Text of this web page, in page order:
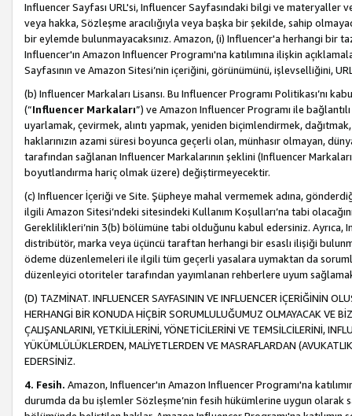
Influencer Sayfası URL'si, Influencer Sayfasındaki bilgi ve materyaller
veya hakka, Sözleşme aracılığıyla veya başka bir şekilde, sahip
bir eylemde bulunmayacaksınız. Amazon, (i) Influencer'a herhangi bir
Influencer'ın Amazon Influencer Programı'na katılımına ilişkin
Sayfasının ve Amazon Sitesi’nin içeriğini, görünümünü, işlevselliğini,
(b) Influencer Markaları Lisansı. Bu Influencer Programı Politikası’nı
(“Influencer Markaları”) ve Amazon Influencer Programı ile
uyarlamak, çevirmek, alıntı yapmak, yeniden biçimlendirmek,
haklarınızın azami süresi boyunca geçerli olan, münhasır olmayan,
tarafından sağlanan Influencer Markalarının şeklini (Influencer
boyutlandırma hariç olmak üzere) değiştirmeyecektir.
(c) Influencer İçeriği ve Site. Şüpheye mahal vermemek adına,
ilgili Amazon Sitesi’ndeki sitesindeki Kullanım Koşulları’na tabi
Gereklilikleri’nin 3(b) bölümüne tabi olduğunu kabul edersiniz. Ayrıca,
distribütör, marka veya üçüncü taraftan herhangi bir esaslı ilişiği
ödeme düzenlemeleri ile ilgili tüm geçerli yasalara uymaktan da
düzenleyici otoriteler tarafından yayımlanan rehberlere uyum
(D) TAZMİNAT. INFLUENCER SAYFASININ VE INFLUENCER İÇERİĞİNİN
HERHANGİ BİR KONUDA HİÇBİR SORUMLULUĞUMUZ OLMAYACAK VE
ÇALIŞANLARINI, YETKİLİLERİNİ, YÖNETİCİLERİNİ VE TEMSİLCİLERİNİ,
YÜKÜMLÜLÜKLERDEN, MALİYETLERDEN VE MASRAFLARDAN
EDERSİNİZ.
4. Fesih. Amazon, Influencer'ın Amazon Influencer Programı'na
durumda da bu işlemler Sözleşme’nin fesih hükümlerine uygun olarak